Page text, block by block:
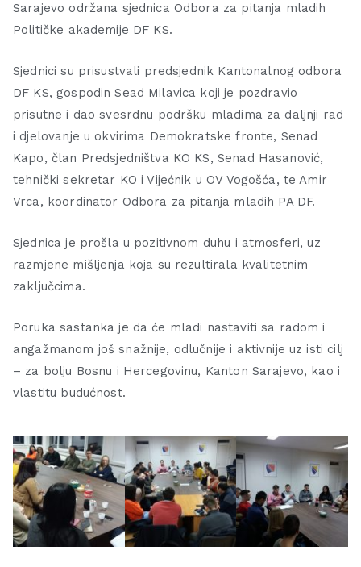
Sarajevo održana sjednica Odbora za pitanja mladih
Političke akademije DF KS.
Sjednici su prisustvali predsjednik Kantonalnog odbora
DF KS, gospodin Sead Milavica koji je pozdravio
prisutne i dao svesrdnu podršku mladima za daljnji rad
i djelovanje u okvirima Demokratske fronte, Senad
Kapo, član Predsjedništva KO KS, Senad Hasanović,
tehnički sekretar KO i Vijećnik u OV Vogošća, te Amir
Vrca, koordinator Odbora za pitanja mladih PA DF.
Sjednica je prošla u pozitivnom duhu i atmosferi, uz
razmjene mišljenja koja su rezultirala kvalitetnim
zaključcima.
Poruka sastanka je da će mladi nastaviti sa radom i
angažmanom još snažnije, odlučnije i aktivnije uz isti cilj
– za bolju Bosnu i Hercegovinu, Kanton Sarajevo, kao i
vlastitu budućnost.